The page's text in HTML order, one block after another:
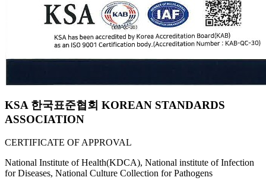
KSA 한국표준협회 KOREAN STANDARDS
ASSOCIATION
CERTIFICATE OF APPROVAL
National Institute of Health(KDCA), National institute of Infection
for Diseases, National Culture Collection for Pathogens